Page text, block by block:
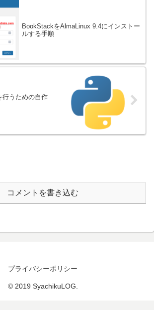
BookStackをAlmaLinux 9.4にインストー
ルする手順
行うための自作
コメントを書き込む
プライバシーポリシー
© 2019 SyachikuLOG.